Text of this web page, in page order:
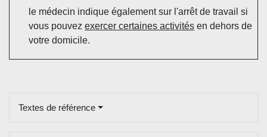
le médecin indique également sur l'arrêt de travail si
vous pouvez exercer certaines activités en dehors de
votre domicile.
Textes de référence